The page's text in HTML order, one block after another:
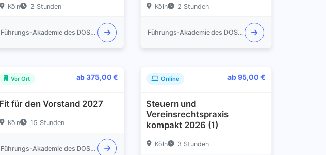
Köln 2 Stunden
Führungs-Akademie des DOSB e.V.
Köln 2 Stunden
Führungs-Akademie des DOSB e.V.
Vor Ort ab 375,00 €
Fit für den Vorstand 2027
Köln 15 Stunden
Führungs-Akademie des DOSB e.V.
Online ab 95,00 €
Steuern und
Vereinsrechtspraxis
kompakt 2026 (1)
Köln 3 Stunden